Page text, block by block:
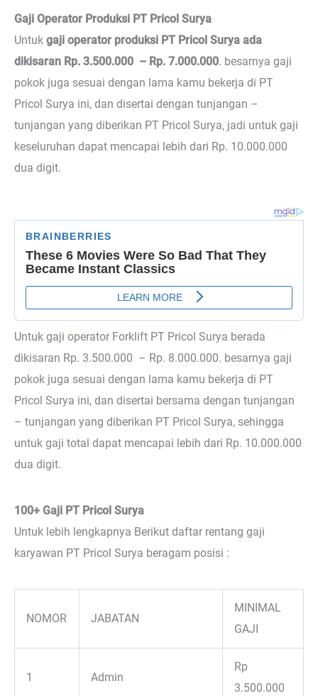
Gaji Operator Produksi PT Pricol Surya
Untuk gaji operator produksi PT Pricol Surya ada
dikisaran Rp. 3.500.000 – Rp. 7.000.000. besarnya gaji
pokok juga sesuai dengan lama kamu bekerja di PT
Pricol Surya ini, dan disertai dengan tunjangan –
tunjangan yang diberikan PT Pricol Surya, jadi untuk gaji
keseluruhan dapat mencapai lebih dari Rp. 10.000.000
dua digit.
Untuk gaji operator Forklift PT Pricol Surya berada
dikisaran Rp. 3.500.000 – Rp. 8.000.000. besarnya gaji
pokok juga sesuai dengan lama kamu bekerja di PT
Pricol Surya ini, dan disertai bersama dengan tunjangan
– tunjangan yang diberikan PT Pricol Surya, sehingga
untuk gaji total dapat mencapai lebih dari Rp. 10.000.000
dua digit.
100+ Gaji PT Pricol Surya
Untuk lebih lengkapnya Berikut daftar rentang gaji
karyawan PT Pricol Surya beragam posisi :
NOMOR JABATAN
MINIMAL
GAJI
1 Admin
Rp
3.500.000